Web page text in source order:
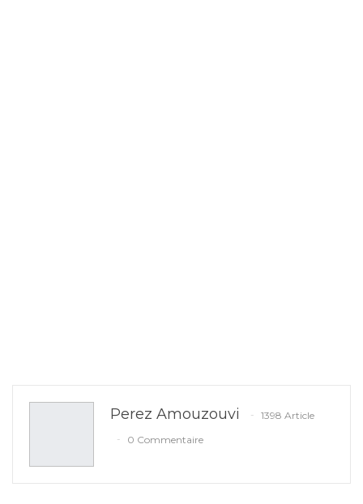
Perez Amouzouvi
1398 Article
0 Commentaire